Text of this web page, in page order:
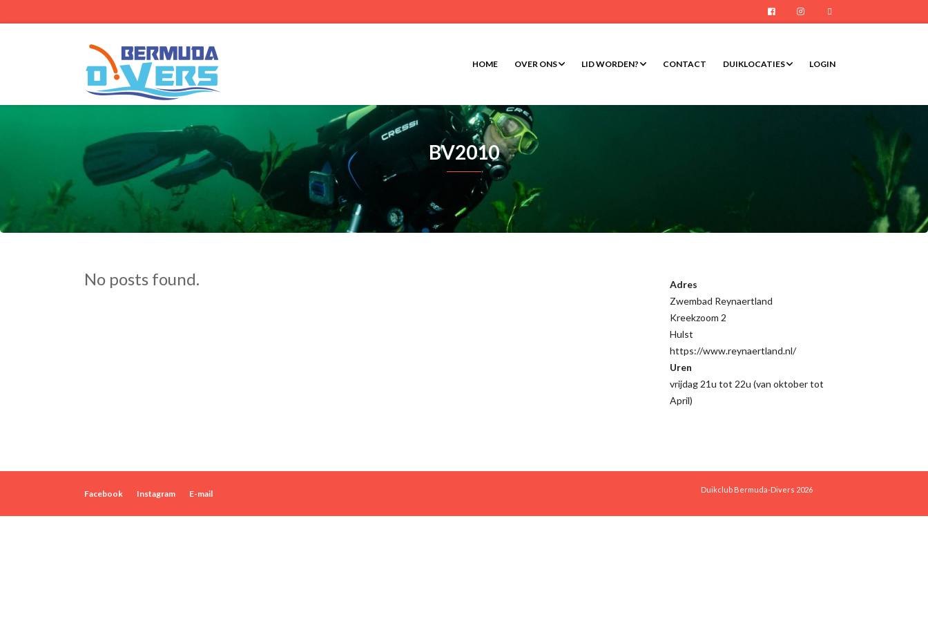
Facebook Instagram
HOME OVER ONS LID WORDEN? CONTACT DUIKLOCATIES LOGIN
BV2010
No posts found.
Adres
Zwembad Reynaertland
Kreekzoom 2
Hulst
https://www.reynaertland.nl/
Uren
vrijdag 21u tot 22u (van oktober tot
April)
Facebook Instagram E-mail Duikclub Bermuda-Divers 2026